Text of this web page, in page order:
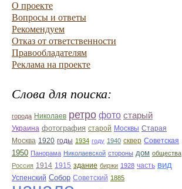
О проекте
Вопросы и ответы
Рекомендуем
Отказ от ответственности
Правообладателям
Реклама на проекте
Слова для поиска:
города Николаев ретро фото старый
Украина фотография старой Москвы Старая
Москва 1920 годы 1934 году 1940 сквер Советская
1950 Панорама Николаевской стороны дом общества
Россия 1914 1915 здание биржи 1928 часть вид
Успенский Собор Советский 1885